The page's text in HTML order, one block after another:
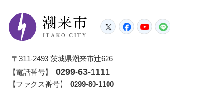
潮来市
TwitterFacebook
YouTube
〒311-2493 茨城県潮来市辻626
【電話番号】
0299-63-1111
【ファクス番号】
0299-80-1100